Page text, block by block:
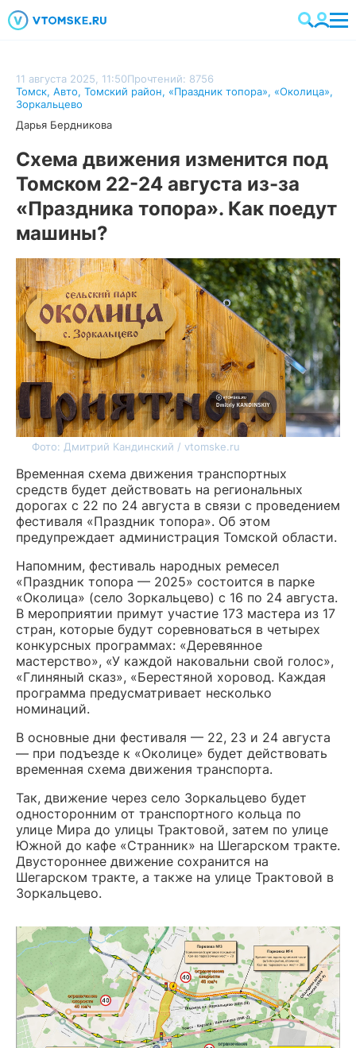
11 августа 2025, 11:50Прочтений: 8756
Томск, Авто, Томский район, «Праздник топора», «Околица»,
Зоркальцево
Дарья Бердникова
Схема движения изменится под
Томском 22-24 августа из-за
«Праздника топора». Как поедут
машины?
Фото: Дмитрий Кандинский / vtomske.ru
Временная схема движения транспортных
средств будет действовать на региональных
дорогах с 22 по 24 августа в связи с проведением
фестиваля «Праздник топора». Об этом
предупреждает администрация Томской области.
Напомним, фестиваль народных ремесел
«Праздник топора — 2025» состоится в парке
«Околица» (село Зоркальцево) с 16 по 24 августа.
В мероприятии примут участие 173 мастера из 17
стран, которые будут соревноваться в четырех
конкурсных программах: «Деревянное
мастерство», «У каждой наковальни свой голос»,
«Глиняный сказ», «Берестяной хоровод. Каждая
программа предусматривает несколько
номинаций.
В основные дни фестиваля — 22, 23 и 24 августа
— при подъезде к «Околице» будет действовать
временная схема движения транспорта.
Так, движение через село Зоркальцево будет
односторонним от транспортного кольца по
улице Мира до улицы Трактовой, затем по улице
Южной до кафе «Странник» на Шегарском тракте.
Двустороннее движение сохранится на
Шегарском тракте, а также на улице Трактовой в
Зоркальцево.